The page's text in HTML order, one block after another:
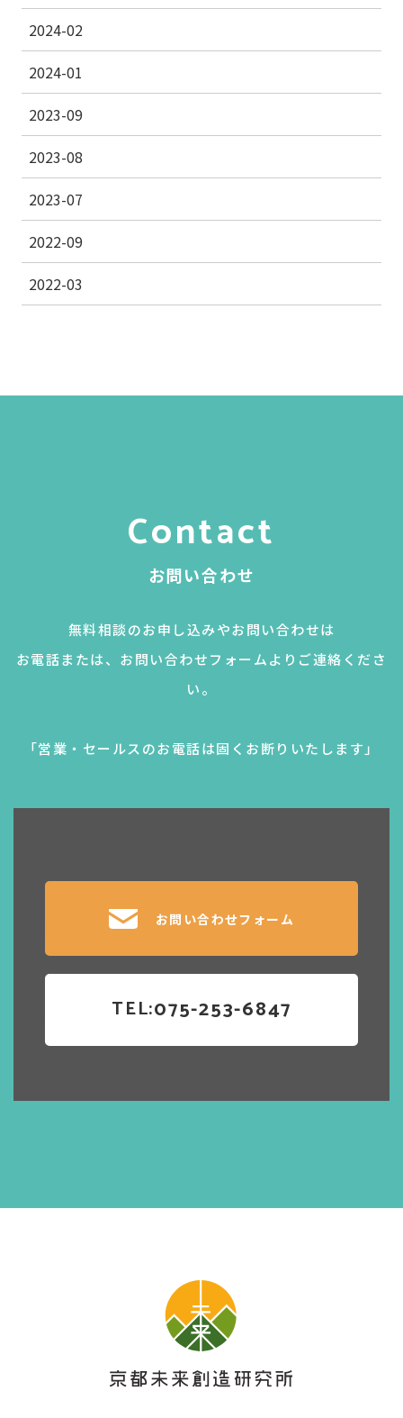
2024-02
2024-01
2023-09
2023-08
2023-07
2022-09
2022-03
Contact
お問い合わせ
無料相談のお申し込みやお問い合わせは
お電話または、お問い合わせフォームよりご連絡くださ
い。
「営業・セールスのお電話は固くお断りいたします」
お問い合わせフォーム
TEL:075-253-6847